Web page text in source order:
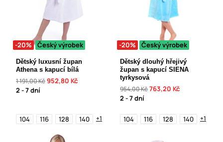
-20% Český výrobek
Dětský luxusní župan
Athena s kapucí bílá
1 191,00 Kč952,80 Kč
2 - 7 dní
104 116 128 140 +1
-20% Český výrobek
Dětský dlouhý hřejivý
župan s kapucí SIENA
tyrkysová
954,00 Kč763,20 Kč
2 - 7 dní
104 116 128 140 +1